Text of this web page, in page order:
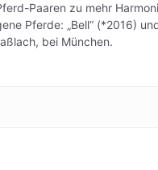
Paaren zu mehr
Pferde: „Bell“ (*2016)
bei München.